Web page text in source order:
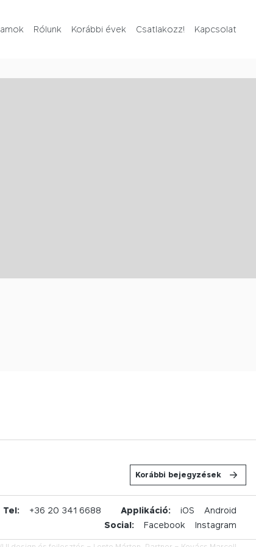
Rólunk Korábbi évek Csatlakozz! Kapcsolat
Rólunk
Korábbi bejegyzések
Tel: +36 20 341 6688 Applikáció: iOS
Android
Social:
Facebook Instagram